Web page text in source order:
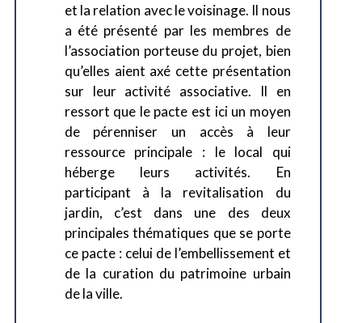
et la relation avec le voisinage. Il nous
a été présenté par les membres de
l’association porteuse du projet, bien
qu’elles aient axé cette présentation
sur leur activité associative. Il en
ressort que le pacte est ici un moyen
de pérenniser un accès à leur
ressource principale : le local qui
héberge leurs activités. En
participant à la revitalisation du
jardin, c’est dans une des deux
principales thématiques que se porte
ce pacte : celui de l’embellissement et
de la curation du patrimoine urbain
de la ville.